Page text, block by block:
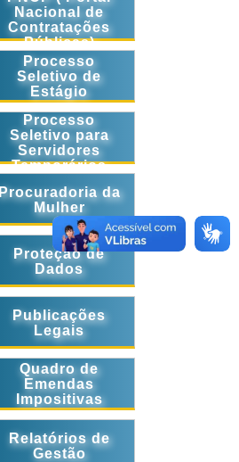
Nacional de
Contratações
Públicas)
Processo
Seletivo de
Estágio
Processo
Seletivo para
Servidores
Temporários
Procuradoria da
Mulher
Proteção de
Dados
Publicações
Legais
Quadro de
Emendas
Impositivas
Relatórios de
Gestão